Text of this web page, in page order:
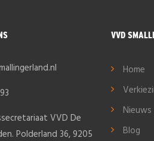
VVD De
Polderland 36, 9205
VVD
Home
Nieuws
Blog